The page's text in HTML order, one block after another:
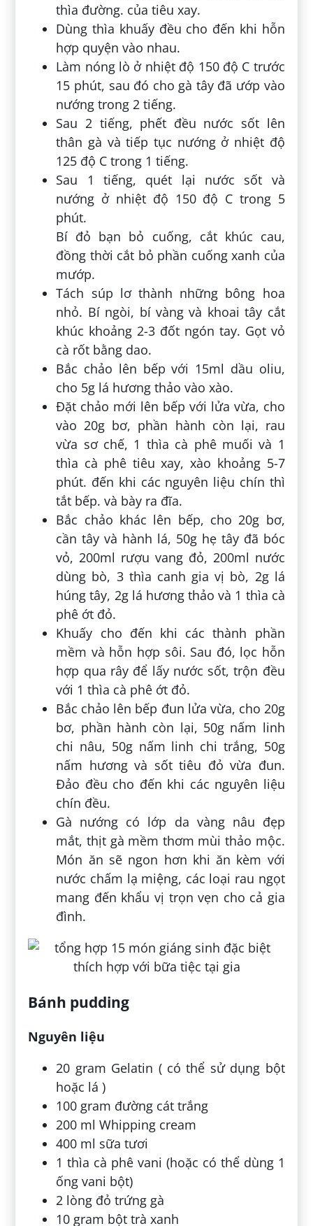
thìa đường. của tiêu xay.
Dùng thìa khuấy đều cho đến khi hỗn
hợp quyện vào nhau.
Làm nóng lò ở nhiệt độ 150 độ C trước
15 phút, sau đó cho gà tây đã ướp vào
nướng trong 2 tiếng.
Sau 2 tiếng, phết đều nước sốt lên
thân gà và tiếp tục nướng ở nhiệt độ
125 độ C trong 1 tiếng.
Sau 1 tiếng, quét lại nước sốt và
nướng ở nhiệt độ 150 độ C trong 5
phút.
Bí đỏ bạn bỏ cuống, cắt khúc cau,
đồng thời cắt bỏ phần cuống xanh của
mướp.
Tách súp lơ thành những bông hoa
nhỏ. Bí ngòi, bí vàng và khoai tây cắt
khúc khoảng 2-3 đốt ngón tay. Gọt vỏ
cà rốt bằng dao.
Bắc chảo lên bếp với 15ml dầu oliu,
cho 5g lá hương thảo vào xào.
Đặt chảo mới lên bếp với lửa vừa, cho
vào 20g bơ, phần hành còn lại, rau
vừa sơ chế, 1 thìa cà phê muối và 1
thìa cà phê tiêu xay, xào khoảng 5-7
phút. đến khi các nguyên liệu chín thì
tắt bếp. và bày ra đĩa.
Bắc chảo khác lên bếp, cho 20g bơ,
cần tây và hành lá, 50g hẹ tây đã bóc
vỏ, 200ml rượu vang đỏ, 200ml nước
dùng bò, 3 thìa canh gia vị bò, 2g lá
húng tây, 2g lá hương thảo và 1 thìa cà
phê ớt đỏ.
Khuấy cho đến khi các thành phần
mềm và hỗn hợp sôi. Sau đó, lọc hỗn
hợp qua rây để lấy nước sốt, trộn đều
với 1 thìa cà phê ớt đỏ.
Bắc chảo lên bếp đun lửa vừa, cho 20g
bơ, phần hành còn lại, 50g nấm linh
chi nâu, 50g nấm linh chi trắng, 50g
nấm hương và sốt tiêu đỏ vừa đun.
Đảo đều cho đến khi các nguyên liệu
chín đều.
Gà nướng có lớp da vàng nâu đẹp
mắt, thịt gà mềm thơm mùi thảo mộc.
Món ăn sẽ ngon hơn khi ăn kèm với
nước chấm lạ miệng, các loại rau ngọt
mang đến khẩu vị trọn vẹn cho cả gia
đình.
Bánh pudding
Nguyên liệu
20 gram Gelatin ( có thể sử dụng bột
hoặc lá )
100 gram đường cát trắng
200 ml Whipping cream
400 ml sữa tươi
1 thìa cà phê vani (hoặc có thể dùng 1
ống vani bột)
2 lòng đỏ trứng gà
10 gram bột trà xanh